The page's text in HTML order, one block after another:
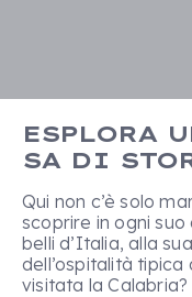
ESPLORA
SA DI
Qui non c’è solo
scoprire in ogni
belli d’Italia, alla
dell’ospitalità tipica
visitata la Calabria?